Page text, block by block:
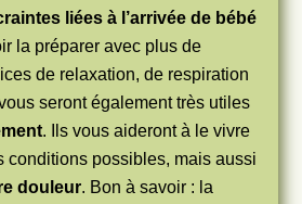
liées à l’arrivée de bébé
la préparer avec plus de
de relaxation, de respiration
seront également très utiles
. Ils vous aideront à le vivre
conditions possibles, mais aussi
douleur. Bon à savoir : la